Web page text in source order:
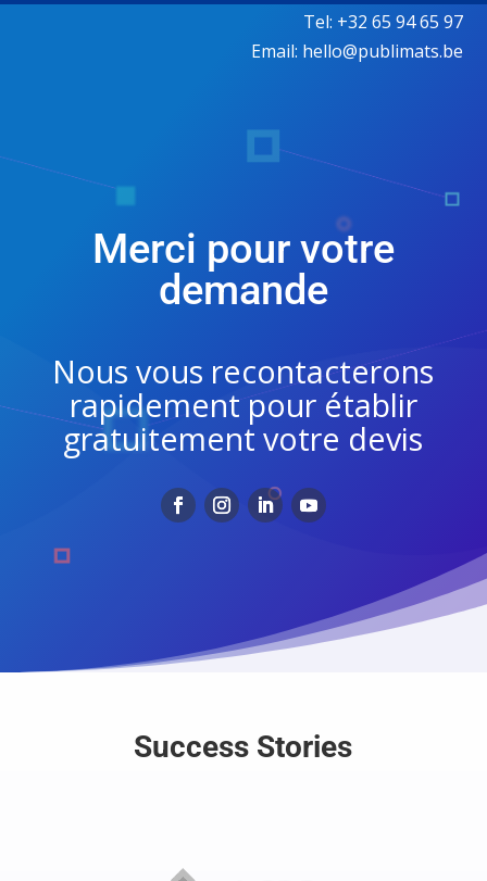
Tel: +32 65 94 65 97
Email: hello@publimats.be
Merci pour votre
demande
Nous vous recontacterons
rapidement pour établir
gratuitement votre devis
Success Stories